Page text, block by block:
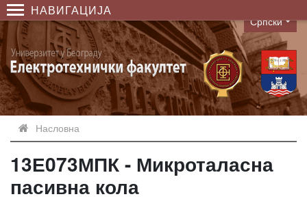
НАВИГАЦИЈА
Language
Српски
Насловна
13Е073МПК - Микроталасна
пасивна кола